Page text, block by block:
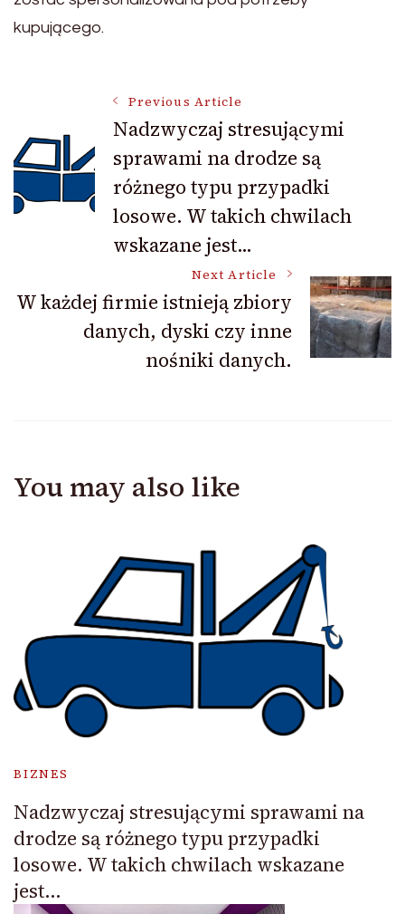
kupującego.
Navigation
Previous Article
Nadzwyczaj stresującymi
sprawami na drodze są
różnego typu przypadki
losowe. W takich chwilach
wskazane jest…
Next Article
W każdej firmie istnieją zbiory
danych, dyski czy inne
nośniki danych.
You may also like
BIZNES
Nadzwyczaj stresującymi sprawami na
drodze są różnego typu przypadki
losowe. W takich chwilach wskazane
jest…